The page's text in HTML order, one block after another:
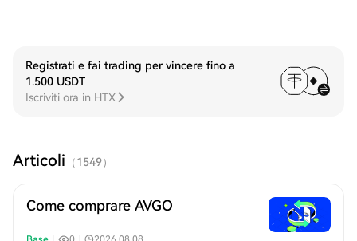
Registrati e fai trading per vincere fino a
1.500 USDT
Iscriviti ora in HTX
Articoli （1549）
Come comprare AVGO